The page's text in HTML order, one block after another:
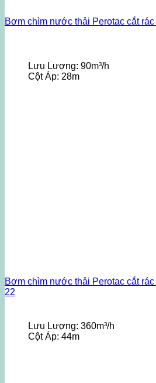
Bơm chìm nước thải Perotac cắt
Lưu Lượng: 90m³/h
Cột Áp: 28m
Bơm chìm nước thải Perotac cắt
22
Lưu Lượng: 360m³/h
Cột Áp: 44m